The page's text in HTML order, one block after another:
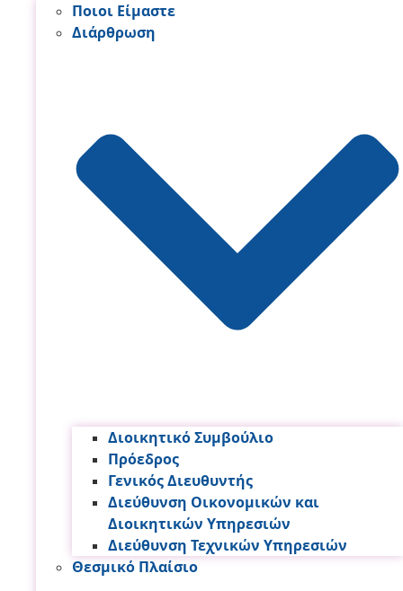
Ποιοι Είμαστε
Διάρθρωση
Διοικητικό Συμβούλιο
Πρόεδρος
Γενικός Διευθυντής
Διεύθυνση Οικονομικών και
Διοικητικών Υπηρεσι­ών
Διεύθυνση Τεχνικών Υπηρεσιών
Θεσμικό Πλαίσιο